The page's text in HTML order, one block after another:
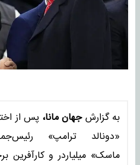
به گزارشجهان مانا،پس از
«دونالد ترامپ»
ماسک» میلیاردر و کارآفرین